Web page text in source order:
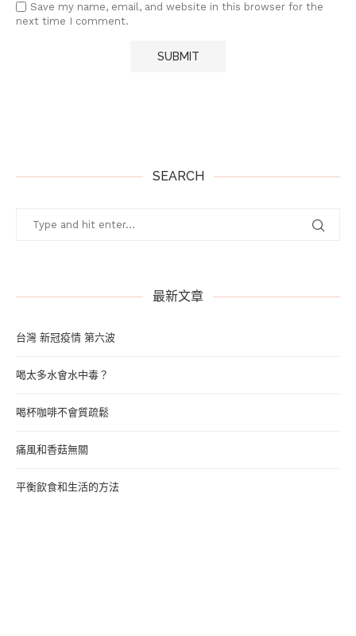
Save my name, email, and website in this browser for the
next time I comment.
SEARCH
最新文章
台灣 新冠疫情 第六波
喝太多水會水中毒？
喝杯咖啡不會質疏鬆
痛風和香菇無關
平衡飲食和生活的方法